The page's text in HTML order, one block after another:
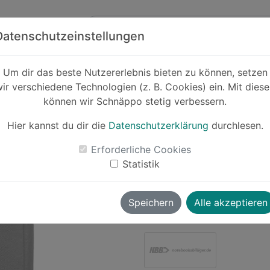
Um dir das beste Nutzererlebnis bieten zu können, setzen
verschiedene Technologien (z. B. Cookies) ein. Mit
können wir Schnäppo stetig verbessern.
Hier kannst du dir die Datenschutzerklärung durchlesen.
Erforderliche Cookies
Statistik
Speichern Alle akzeptieren
Cashback
-19%
Asus